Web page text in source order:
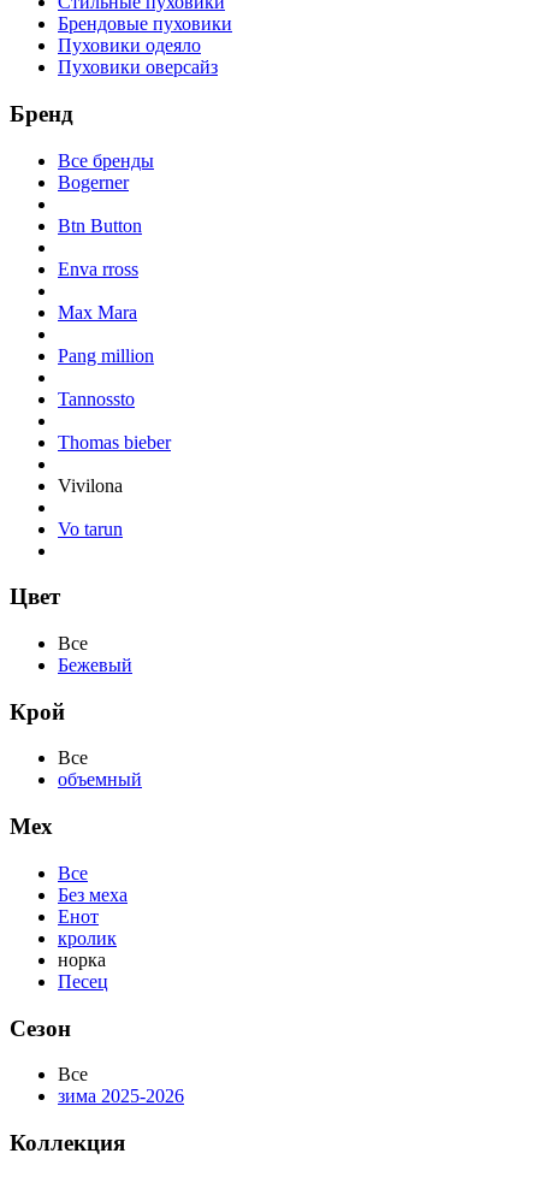
Брендовые пуховики
Пуховики одеяло
Пуховики оверсайз
Бренд
Все бренды
Bogerner
Btn Button
Enva rross
Max Mara
Pang million
Tannossto
Thomas bieber
Vivilona
Vo tarun
Цвет
Все
Бежевый
Крой
Все
объемный
Мех
Все
Без меха
Енот
кролик
норка
Песец
Сезон
Все
зима 2025-2026
Коллекция